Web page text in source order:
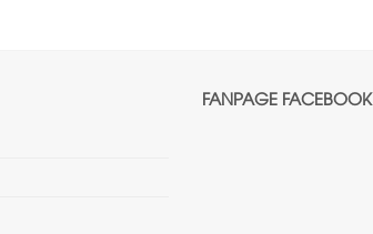
FANPAGE FACEBOOK